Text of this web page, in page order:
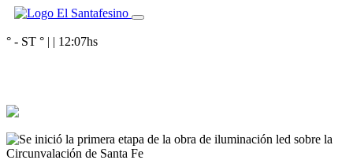
° - ST ° | | 12:07hs